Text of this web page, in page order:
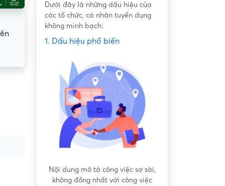
Dưới đây là những dấu hiệu của
các tổ chức, cá nhân tuyển dụng
không minh bạch:
1. Dấu hiệu phổ biến
Nội dung mô tả công việc sơ sài,
không đồng nhất với công việc